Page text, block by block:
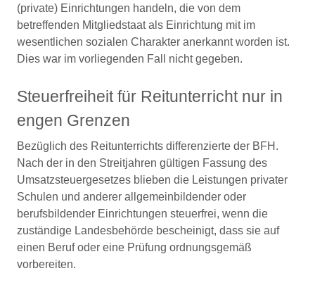
(private) Einrichtungen handeln, die von dem
betreffenden Mitgliedstaat als Einrichtung mit im
wesentlichen sozialen Charakter anerkannt worden ist.
Dies war im vorliegenden Fall nicht gegeben.
Steuerfreiheit für Reitunterricht nur in
engen Grenzen
Bezüglich des Reitunterrichts differenzierte der BFH.
Nach der in den Streitjahren gültigen Fassung des
Umsatzsteuergesetzes blieben die Leistungen privater
Schulen und anderer allgemeinbildender oder
berufsbildender Einrichtungen steuerfrei, wenn die
zuständige Landesbehörde bescheinigt, dass sie auf
einen Beruf oder eine Prüfung ordnungsgemäß
vorbereiten.